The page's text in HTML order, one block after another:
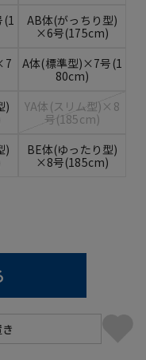
AB体(がっちり型)
×6号(175cm)
A体(標準型)×7号(1
80cm)
)
YA体(スリム型)×8
号(185cm)
)
BE体(ゆったり型)
×8号(185cm)